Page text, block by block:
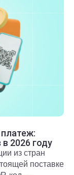
2026 году
из стран
поставке